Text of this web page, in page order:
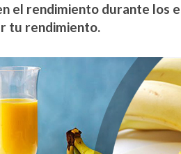
el rendimiento durante los
tu rendimiento.